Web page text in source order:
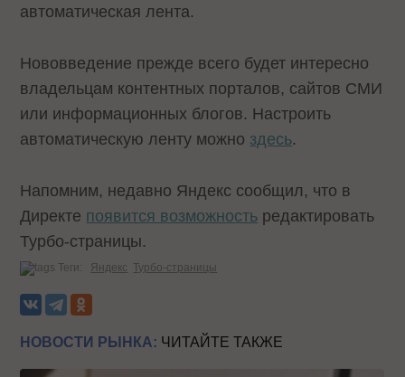
автоматическая лента.
Нововведение прежде всего будет интересно
владельцам контентных порталов, сайтов СМИ
или информационных блогов. Настроить
автоматическую ленту можно здесь.
Напомним, недавно Яндекс сообщил, что в
Директе появится возможность редактировать
Турбо-страницы.
Теги: Яндекс Турбо-страницы
НОВОСТИ РЫНКА: ЧИТАЙТЕ ТАКЖЕ